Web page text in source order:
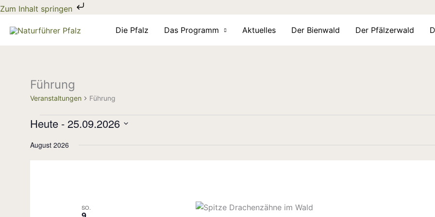
Zum Inhalt springen
Zum
springen
Die Pfalz Das Programm Aktuelles Der Bienwald Der Pfälzerwald
Führung
Veranstaltungen Führung
Veranstaltungen
Heute - 25.09.2026
wählen.
August 2026
SO.